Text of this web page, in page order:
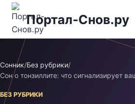
Перейти
содержимому
Портал-Снов.ру
Сонник/Без рубрики/
Сон о тонзиллите: что сигнализирует
БЕЗ РУБРИКИ